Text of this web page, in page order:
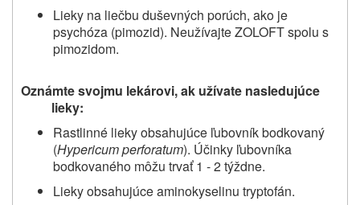
Lieky na liečbu duševných porúch, ako je
psychóza (pimozid). Neužívajte ZOLOFT spolu s
pimozidom.
Oznámte svojmu lekárovi, ak užívate nasledujúce
lieky:
Rastlinné lieky obsahujúce ľubovník bodkovaný
(Hypericum perforatum). Účinky ľubovníka
bodkovaného môžu trvať 1 ‑ 2 týždne.
Lieky obsahujúce aminokyselinu tryptofán.